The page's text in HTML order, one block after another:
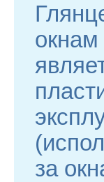
за